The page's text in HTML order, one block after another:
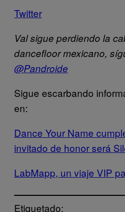
Twitter
Val sigue perdiendo la
dancefloor mexicano,
@Pandroide
Sigue escarbando
en:
Dance Your Name
invitado de honor será
LabMapp, un viaje VIP
Etiquetado: